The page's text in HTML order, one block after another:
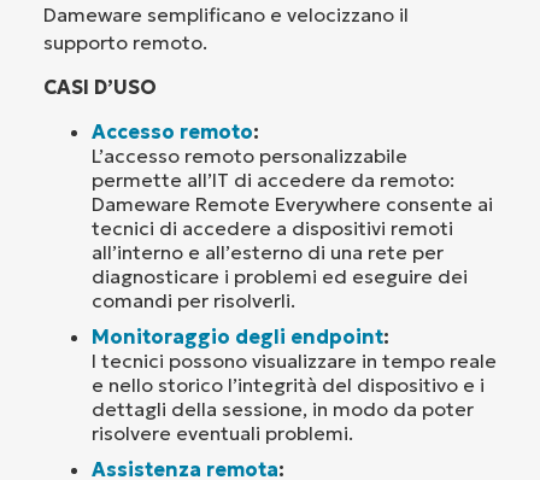
Dameware semplificano e velocizzano il
supporto remoto.
CASI D’USO
Accesso remoto:
L’accesso remoto personalizzabile
permette all’IT di accedere da remoto:
Dameware Remote Everywhere consente ai
tecnici di accedere a dispositivi remoti
all’interno e all’esterno di una rete per
diagnosticare i problemi ed eseguire dei
comandi per risolverli.
Monitoraggio degli endpoint:
I tecnici possono visualizzare in tempo reale
e nello storico l’integrità del dispositivo e i
dettagli della sessione, in modo da poter
risolvere eventuali problemi.
Assistenza remota: